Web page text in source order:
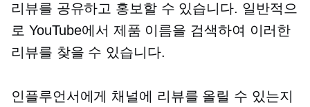
리뷰를 공유하고 홍보할 수 있습니다. 일반적으
로 YouTube에서 제품 이름을 검색하여 이러한
리뷰를 찾을 수 있습니다.
인플루언서에게 채널에 리뷰를 올릴 수 있는지